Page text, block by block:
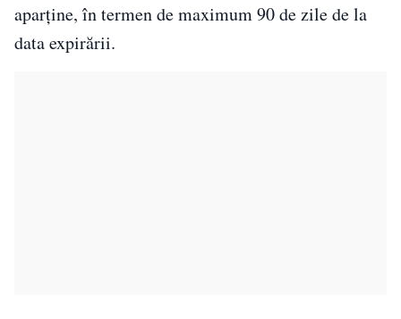
aparține, în termen de maximum 90 de zile de la
data expirării.